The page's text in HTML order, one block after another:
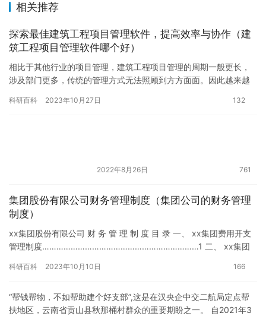
相关推荐
探索最佳建筑工程项目管理软件，提高效率与协作（建
筑工程项目管理软件哪个好）
相比于其他行业的项目管理，建筑工程项目管理的周期一般更长，
涉及部门更多，传统的管理方式无法照顾到方方面面。因此越来越
工程项…
科研百科 2023年10月27日 132
2022年8月26日 761
集团股份有限公司财务管理制度（集团公司的财务管理
制度）
xx集团股份有限公司 财 务 管 理 制 度 目 录 一、 xx集团费用开支
管理制度…………………………………………………………1 二、 xx集团
科研百科 2023年10月10日 166
“帮钱帮物，不如帮助建个好支部”,这是在汉央企中交二航局定点帮
扶地区，云南省贡山县秋那桶村群众的重要期盼之一。 自2021年3